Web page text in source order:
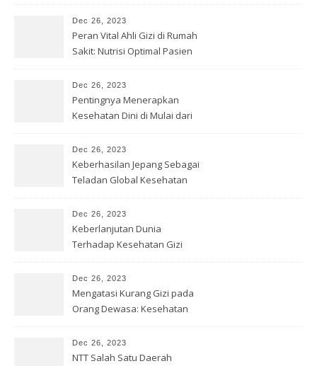
Dec 26, 2023
Peran Vital Ahli Gizi di Rumah
Sakit: Nutrisi Optimal Pasien
Dec 26, 2023
Pentingnya Menerapkan
Kesehatan Dini di Mulai dari
Dec 26, 2023
Keberhasilan Jepang Sebagai
Teladan Global Kesehatan
Dec 26, 2023
Keberlanjutan Dunia
Terhadap Kesehatan Gizi
Dec 26, 2023
Mengatasi Kurang Gizi pada
Orang Dewasa: Kesehatan
Dec 26, 2023
NTT Salah Satu Daerah